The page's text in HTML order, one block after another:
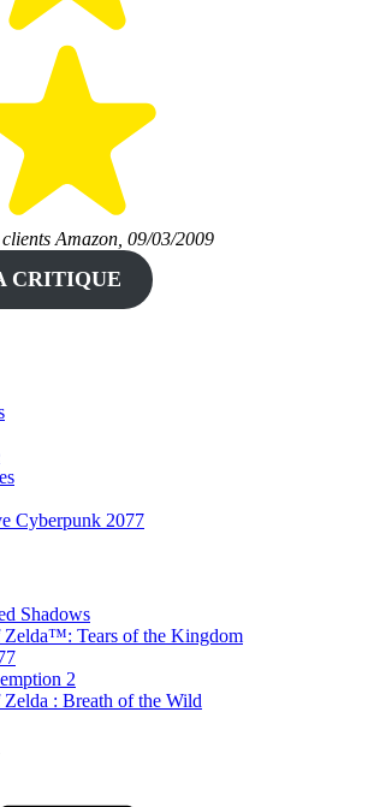
Amazon, 09/03/2009
CRITIQUE
Cyberpunk 2077
Shadows
Zelda™: Tears of the Kingdom
2
: Breath of the Wild